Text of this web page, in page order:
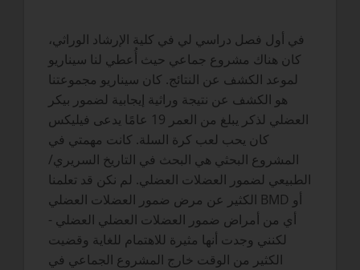
في أول فصل دراسي لي في كلية الإرشاد الوراثي،
كان هناك مشروع جماعي حيث أُعطي لنا سيناريو
لموعد الكشف عن النتائج. كان سيناريو مجموعتنا
هو الكشف عن نتيجة وراثية إيجابية لضمور بيكر
العضلي لذكر يبلغ من العمر 19 عامًا يدعى فيليكس
كان يحب لعب كرة السلة. كانت مهمتي في
المشروع البحثي هي البحث في التاريخ السريري/
الطبيعي لضمور العضلات العضلي. لم نكن قد تعلمنا
الكثير عن مرض ضمور العضلات العضلي BMD أو
أي من أمراض ضمور العضلات العضلي العضلي -
لكنني وجدت أنها مثيرة للاهتمام للغاية وقضيت
الكثير من الوقت خارج المشروع الجماعي في